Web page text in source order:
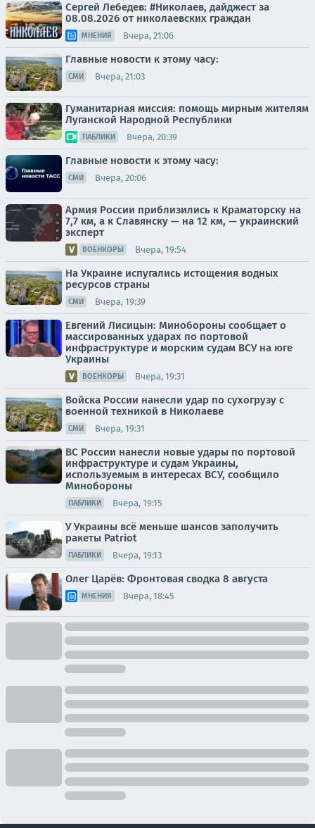
Сергей Лебедев: #Николаев, дайджест за
08.08.2026 от николаевских граждан
МНЕНИЯ Вчера, 21:06
Главные новости к этому часу:
СМИ Вчера, 21:03
Гуманитарная миссия: помощь мирным жителям
Луганской Народной Республики
ПАБЛИКИ Вчера, 20:39
Главные новости к этому часу:
СМИ Вчера, 20:06
Армия России приблизились к Краматорску на
7,7 км, а к Славянску — на 12 км, — украинский
эксперт
ВОЕНКОРЫ Вчера, 19:54
На Украине испугались истощения водных
ресурсов страны
СМИ Вчера, 19:39
Евгений Лисицын: Минобороны сообщает о
массированных ударах по портовой
инфраструктуре и морским судам ВСУ на юге
Украины
ВОЕНКОРЫ Вчера, 19:31
Войска России нанесли удар по сухогрузу с
военной техникой в Николаеве
СМИ Вчера, 19:31
ВС России нанесли новые удары по портовой
инфраструктуре и судам Украины,
используемым в интересах ВСУ, сообщило
Минобороны
ПАБЛИКИ Вчера, 19:15
У Украины всё меньше шансов заполучить
ракеты Patriot
ПАБЛИКИ Вчера, 19:13
Олег Царёв: Фронтовая сводка 8 августа
МНЕНИЯ Вчера, 18:45